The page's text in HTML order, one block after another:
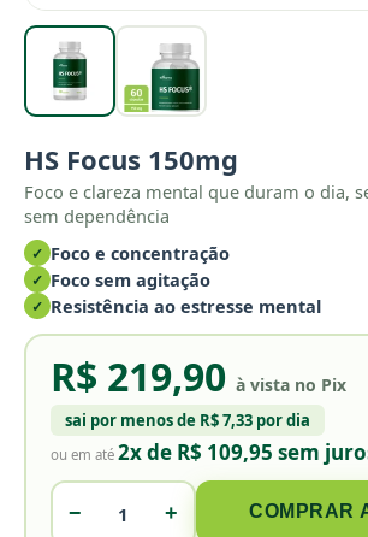
HS Focus 150mg
Foco e clareza mental que duram o dia,
sem dependência
✓ Foco e concentração
✓ Foco sem agitação
✓ Resistência ao estresse mental
R$ 219,90 à vista no Pix
sai por menos de R$ 7,33 por dia
ou em até 2x de R$ 109,95 sem
− + COMPRAR